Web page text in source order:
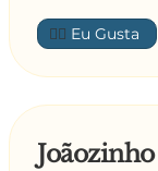
com dois
- Bolas… Só
assim.
👍🏼